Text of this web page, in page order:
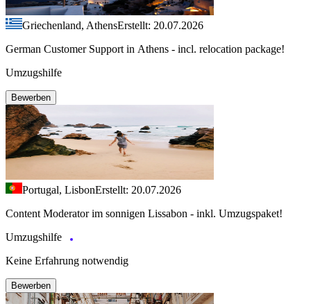
Griechenland, AthensErstellt: 20.07.2026
German Customer Support in Athens - incl. relocation package!
Umzugshilfe
Bewerben
Portugal, LisbonErstellt: 20.07.2026
Content Moderator im sonnigen Lissabon - inkl. Umzugspaket!
Umzugshilfe
Keine Erfahrung notwendig
Bewerben